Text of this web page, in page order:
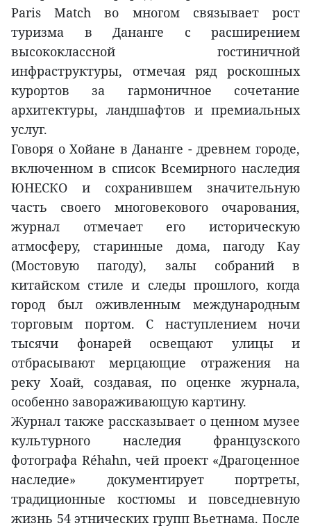
Paris Match во многом связывает рост
туризма в Дананге с расширением
высококлассной гостиничной
инфраструктуры, отмечая ряд роскошных
курортов за гармоничное сочетание
архитектуры, ландшафтов и премиальных
услуг.
Говоря о Хойане в Дананге - древнем городе,
включенном в список Всемирного наследия
ЮНЕСКО и сохранившем значительную
часть своего многовекового очарования,
журнал отмечает его историческую
атмосферу, старинные дома, пагоду Кау
(Мостовую пагоду), залы собраний в
китайском стиле и следы прошлого, когда
город был оживленным международным
торговым портом. С наступлением ночи
тысячи фонарей освещают улицы и
отбрасывают мерцающие отражения на
реку Хоай, создавая, по оценке журнала,
особенно завораживающую картину.
Журнал также рассказывает о ценном музее
культурного наследия французского
фотографа Réhahn, чей проект «Драгоценное
наследие» документирует портреты,
традиционные костюмы и повседневную
жизнь 54 этнических групп Вьетнама. После